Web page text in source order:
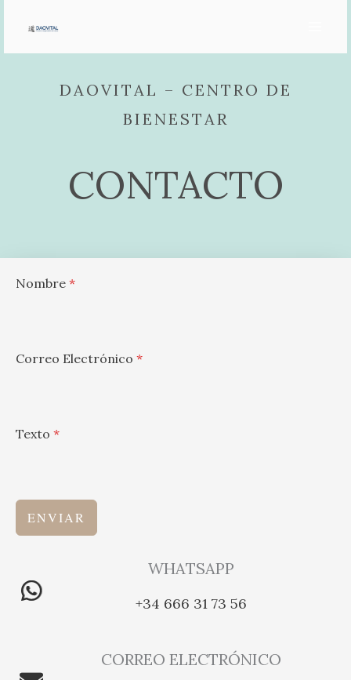
contenido
DAOVITAL – CENTRO DE
BIENESTAR
CONTACTO
Nombre *
Correo Electrónico *
Texto *
ENVIAR
WHATSAPP
+34 666 31 73 56
CORREO ELECTRÓNICO